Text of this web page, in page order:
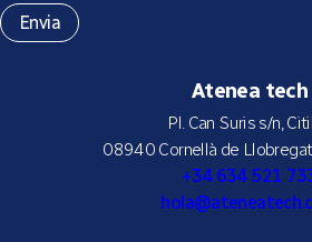
Atenea tech
Pl. Can Suris s/n,
08940 Cornellà de
+34 634 521